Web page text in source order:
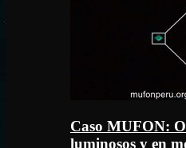
Caso MUFON:
luminosos y en